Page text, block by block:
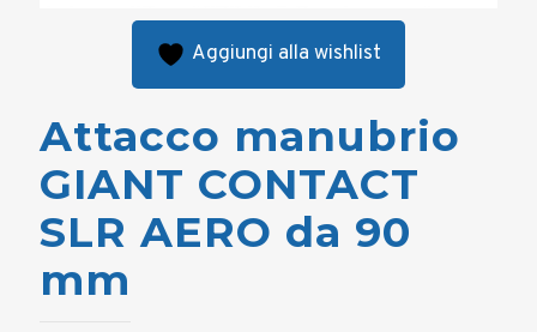
Aggiungi alla wishlist
Attacco manubrio
GIANT CONTACT
SLR AERO da 90
mm